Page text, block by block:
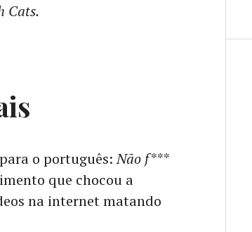
Cats.
o português:Não f***
que chocou a
na internet matando